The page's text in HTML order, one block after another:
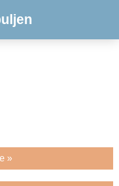
»